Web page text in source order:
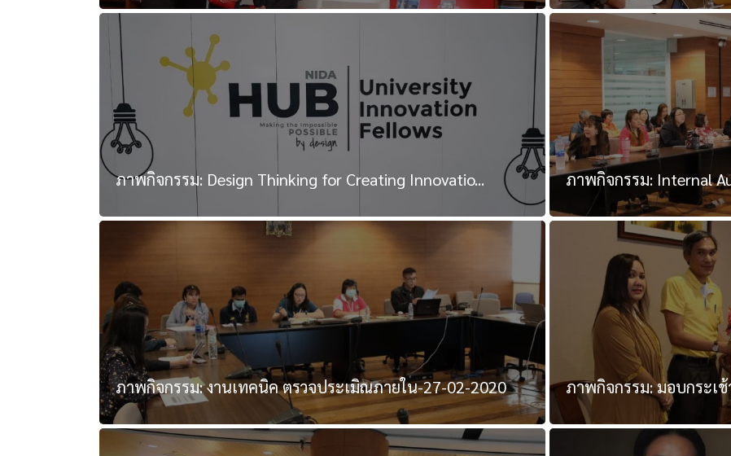
ภาพกิจกรรม: Design Thinking for Creating Innovatio... ภาพกิจกรรม: Internal
ภาพกิจกรรม: งานเทคนิค ตรวจประเมิณภายใน-27-02-2020 ภาพกิจกรรม: มอบกระเ